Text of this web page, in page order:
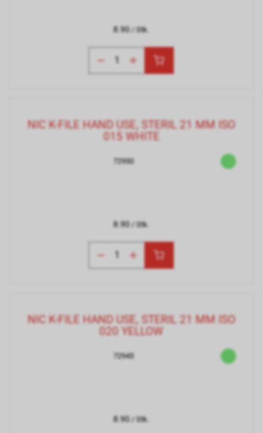
8.90/ Stk.
NIC K-FILE HAND USE, STERIL 21 MM ISO
015 WHITE
72950
8.90/ Stk.
NIC K-FILE HAND USE, STERIL 21 MM ISO
020 YELLOW
72945
8.90/ Stk.